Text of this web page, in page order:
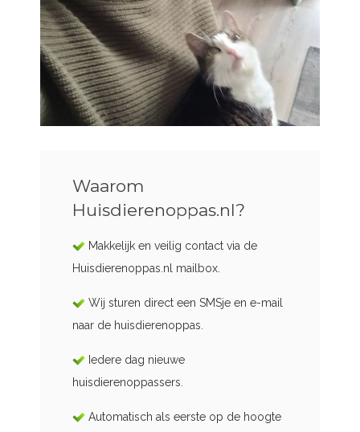
Waarom
Huisdierenoppas.nl?
Makkelijk en veilig contact via de
Huisdierenoppas.nl mailbox.
Wij sturen direct een SMSje en e-mail
naar de huisdierenoppas.
Iedere dag nieuwe
huisdierenoppassers.
Automatisch als eerste op de hoogte